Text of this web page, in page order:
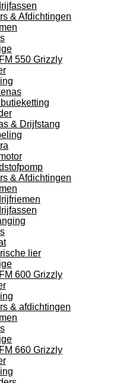
& Afdichtingen
550 Grizzly
& Drijfstang
& Afdichtingen
lier
600 Grizzly
& afdichtingen
660 Grizzly